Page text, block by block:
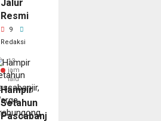
Jalur
Resmi
9
Redaksi
13
jam
lalu
Hampir
Setahun
Pascabanjir,